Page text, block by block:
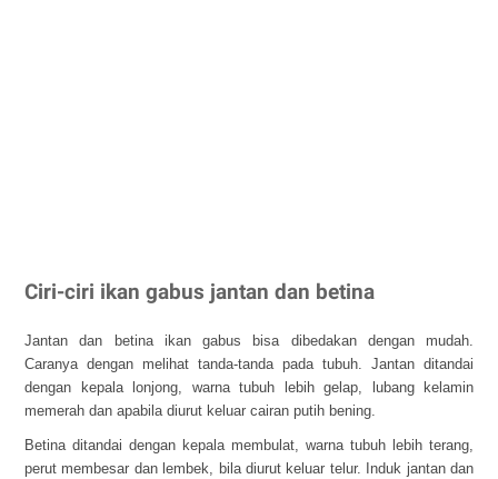
Ciri-ciri ikan gabus jantan dan betina
Jantan dan betina ikan gabus bisa dibedakan dengan mudah.
Caranya dengan melihat tanda-tanda pada tubuh. Jantan ditandai
dengan kepala lonjong, warna tubuh lebih gelap, lubang kelamin
memerah dan apabila diurut keluar cairan putih bening.
Betina ditandai dengan kepala membulat, warna tubuh lebih terang,
perut membesar dan lembek, bila diurut keluar telur. Induk jantan dan